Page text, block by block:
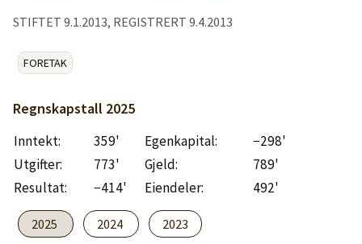
Priser
Logg inn
Lag konto
STIFTET 9.1.2013, REGISTRERT 9.4.2013
FORETAK
Regnskapstall 2025
Inntekt: 359' Egenkapital:
−298'
Utgifter:
773' Gjeld:
789'
Resultat:
−414' Eiendeler: 492'
2025 2024 2023